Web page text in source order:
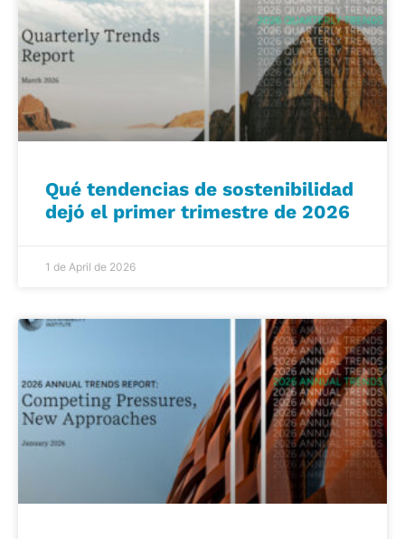
Qué tendencias de sostenibilidad
dejó el primer trimestre de 2026
1 de April de 2026